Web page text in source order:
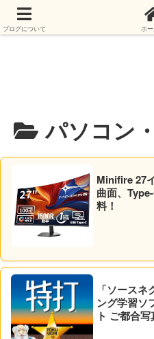
パソコン
Minifire 27
曲面、
料！
「ソース
ング学習ソ
ト ご都合
ブログについて ホ